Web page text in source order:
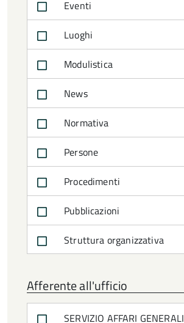
Eventi
Luoghi
Modulistica
News
Normativa
Persone
Procedimenti
Pubblicazioni
Struttura organizzativa
Afferente all'ufficio
SERVIZIO AFFARI GENERALI